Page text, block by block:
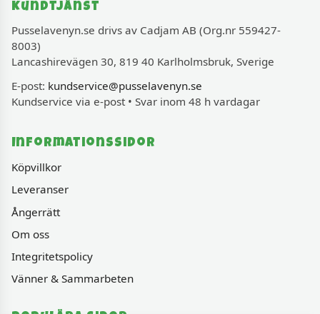
Kundtjänst
Pusselavenyn.se drivs av Cadjam AB (Org.nr 559427-
8003)
Lancashirevägen 30, 819 40 Karlholmsbruk, Sverige
E-post: kundservice@pusselavenyn.se
Kundservice via e-post • Svar inom 48 h vardagar
Informationssidor
Köpvillkor
Leveranser
Ångerrätt
Om oss
Integritetspolicy
Vänner & Sammarbeten